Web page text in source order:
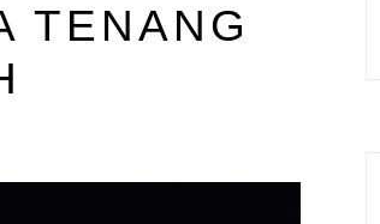
TENANG